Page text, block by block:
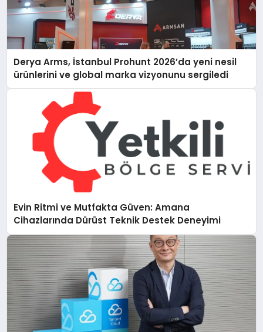
Derya Arms, İstanbul Prohunt 2026’da yeni nesil
ürünlerini ve global marka vizyonunu sergiledi
Evin Ritmi ve Mutfakta Güven: Amana
Cihazlarında Dürüst Teknik Destek Deneyimi